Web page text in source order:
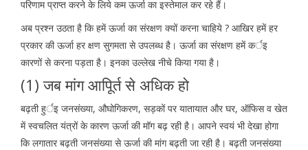
परिणाम प्राप्त करने के लिये कम ऊर्जा का इस्तेमाल कर रहे हैं।
अब प्रश्न उठता है कि हमें ऊर्जा का संरक्षण क्यों करना चाहिये ? आखिर हमें हर
प्रकार की ऊर्जा हर क्षण सुगमता से उपलब्ध है। ऊर्जा का संरक्षण हमें कर्इ
कारणों से करना पड़ता है। इनका उल्लेख नीचे किया गया है।
(1) जब मांग आपूिर्त से अधिक हो
बढ़ती हुर्इ जनसंख्या, औघोगिकरण, सड़कों पर यातायात और घर, ऑफिस व खेत
में स्वचलित यंत्रों के कारण ऊर्जा की मॉग बढ़ रही है। आपने स्वयं भी देखा होगा
कि लगातार बढ़ती जनसंख्या से ऊर्जा की मांग बढ़ती जा रही है। बढ़ती जनसंख्या